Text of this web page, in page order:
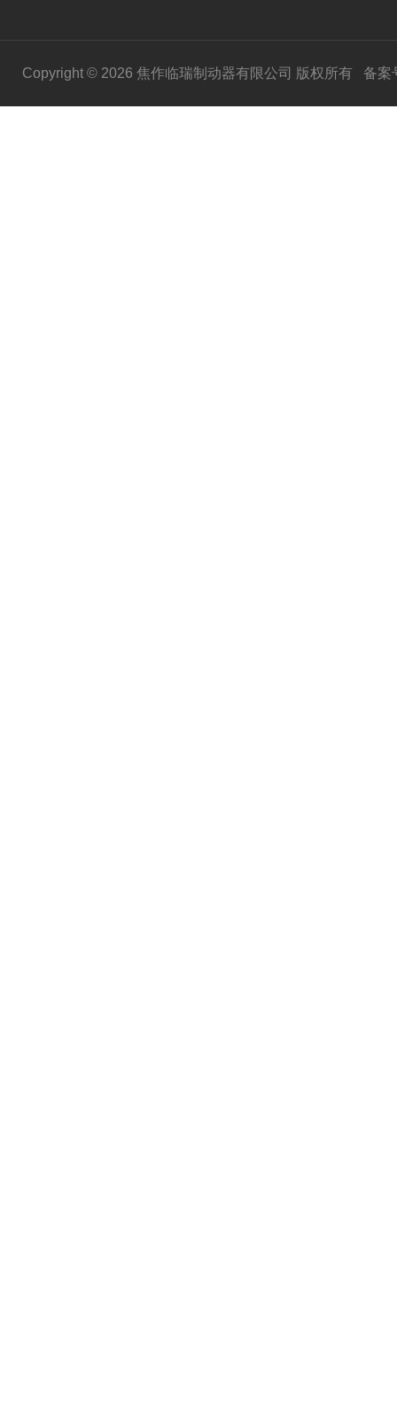
Copyright © 2026 焦作临瑞制动器有限公司 版权所有 备案